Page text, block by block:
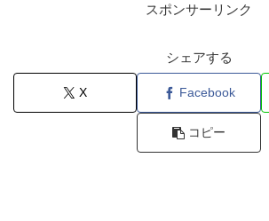
スポンサーリンク
シェアする
X Facebook
コピー